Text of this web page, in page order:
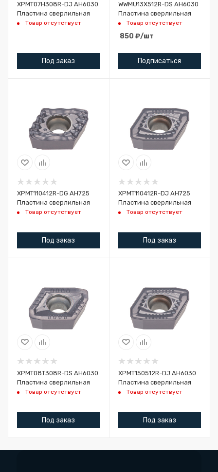
XPMT07H308R-DJ AH6030
Пластина сверлильная
Товар отсутствует
Под заказ
WWMU13X512R-DS AH6030
Пластина сверлильная
Товар отсутствует
850 ₽/шт
Подписаться
XPMT110412R-DG AH725
Пластина сверлильная
Товар отсутствует
Под заказ
XPMT110412R-DJ AH725
Пластина сверлильная
Товар отсутствует
Под заказ
XPMT08T308R-DS AH6030
Пластина сверлильная
Товар отсутствует
Под заказ
XPMT150512R-DJ AH6030
Пластина сверлильная
Товар отсутствует
Под заказ